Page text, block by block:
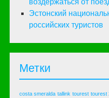
Эстонский
российских туристов
Метки
costa smeralda tallink tourest tourest